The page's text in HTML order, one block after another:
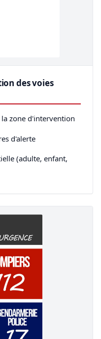
des voies
zone d'intervention
d'alerte
(adulte, enfant,